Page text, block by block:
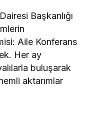
Başkanlığı
Aile Konferans
Her ay
buluşarak
aktarımlar